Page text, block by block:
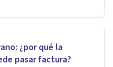
¿por qué la
pasar factura?